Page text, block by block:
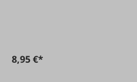
8,95 €*